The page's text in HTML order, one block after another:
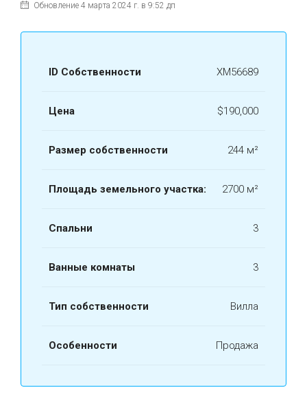
Обновление 4 марта 2024 г. в 9:52 дп
ID Собственности ХМ56689
Цена $190,000
Размер собственности 244 м²
Площадь земельного участка: 2700 м²
Спальни 3
Ванные комнаты 3
Тип собственности Вилла
Особенности Продажа